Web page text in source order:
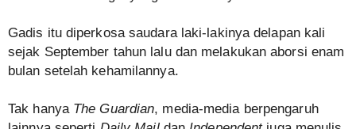
Gadis itu diperkosa saudara laki-lakinya delapan kali
sejak September tahun lalu dan melakukan aborsi enam
bulan setelah kehamilannya.
Tak hanya The Guardian, media-media berpengaruh